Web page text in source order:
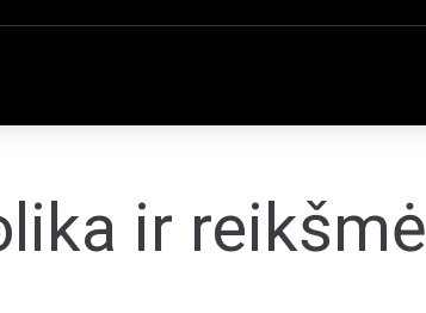
ir reikšmė